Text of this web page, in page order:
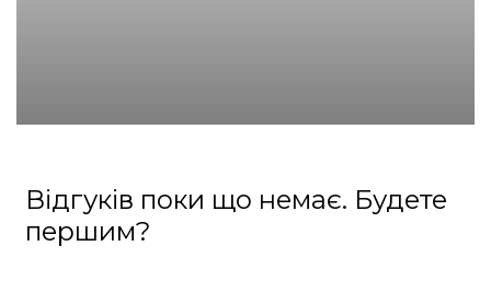
Відгуків поки що немає. Будете
першим?